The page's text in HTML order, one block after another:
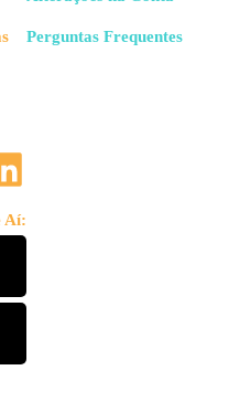
Aí:
Perguntas Frequentes